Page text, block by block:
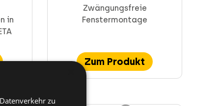
in
Zwängungsfreie
Fenstermontage
Zum Produkt
zu